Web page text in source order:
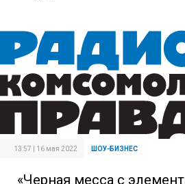
13:57 | 16 мая 2022 ШОУ-БИЗНЕС
«Черная месса с